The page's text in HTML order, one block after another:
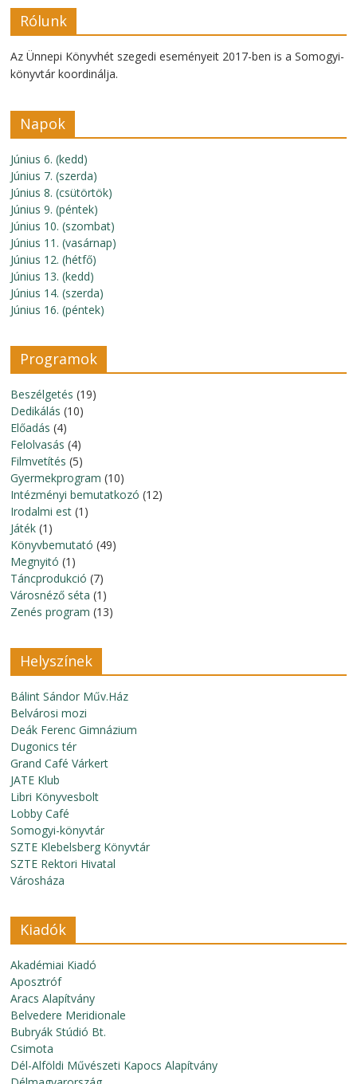
Rólunk
Az Ünnepi Könyvhét szegedi eseményeit 2017-ben is a Somogyi-
könyvtár koordinálja.
Napok
Június 6. (kedd)
Június 7. (szerda)
Június 8. (csütörtök)
Június 9. (péntek)
Június 10. (szombat)
Június 11. (vasárnap)
Június 12. (hétfő)
Június 13. (kedd)
Június 14. (szerda)
Június 16. (péntek)
Programok
Beszélgetés (19)
Dedikálás (10)
Előadás (4)
Felolvasás (4)
Filmvetítés (5)
Gyermekprogram (10)
Intézményi bemutatkozó (12)
Irodalmi est (1)
Játék (1)
Könyvbemutató (49)
Megnyitó (1)
Táncprodukció (7)
Városnéző séta (1)
Zenés program (13)
Helyszínek
Bálint Sándor Műv.Ház
Belvárosi mozi
Deák Ferenc Gimnázium
Dugonics tér
Grand Café Várkert
JATE Klub
Libri Könyvesbolt
Lobby Café
Somogyi-könyvtár
SZTE Klebelsberg Könyvtár
SZTE Rektori Hivatal
Városháza
Kiadók
Akadémiai Kiadó
Aposztróf
Aracs Alapítvány
Belvedere Meridionale
Bubryák Stúdió Bt.
Csimota
Dél-Alföldi Művészeti Kapocs Alapítvány